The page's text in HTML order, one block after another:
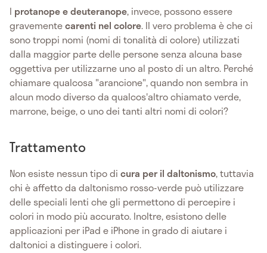
I protanope e deuteranope, invece, possono essere
gravementecarenti nel colore. Il vero problema è che ci
sono troppi nomi (nomi di tonalità di colore) utilizzati
dalla maggior parte delle persone senza alcuna base
oggettiva per utilizzarne uno al posto di un altro. Perché
chiamare qualcosa "arancione", quando non sembra in
alcun modo diverso da qualcos'altro chiamato verde,
marrone, beige, o uno dei tanti altri nomi di colori?
Trattamento
Non esiste nessun tipo di cura per il daltonismo, tuttavia
chi è affetto da daltonismo rosso-verde può utilizzare
delle speciali lenti che gli permettono di percepire i
colori in modo più accurato. Inoltre, esistono delle
applicazioni per iPad e iPhone in grado di aiutare i
daltonici a distinguere i colori.